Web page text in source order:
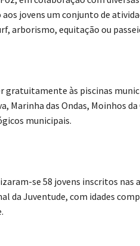
jovens um conjunto de
arborismo, equitação ou
gratuitamente às piscinas
Marinha das Ondas, Moinhos
municipais.
se 58 jovens inscritos nas
da Juventude, com idades